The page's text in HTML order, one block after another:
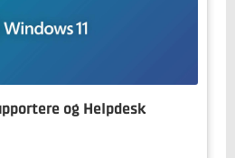
og Helpdesk